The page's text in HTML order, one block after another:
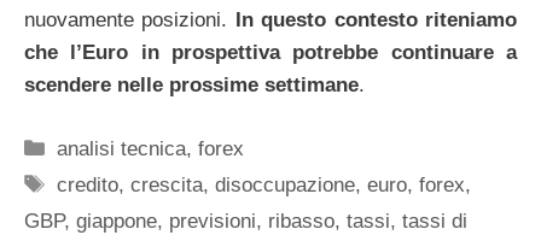
nuovamente posizioni. In questo contesto riteniamo
che l’Euro in prospettiva potrebbe continuare a
scendere nelle prossime settimane.
Categorie
analisi tecnica,forex
Tag
credito,crescita,disoccupazione,euro,forex,
GBP, giappone, previsioni, ribasso, tassi, tassi di